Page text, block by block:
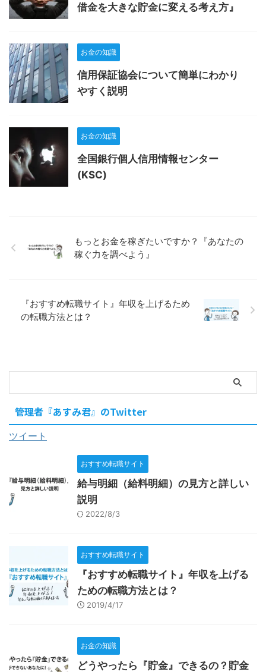
借金を大きな貯金に変える考え方』
お金の知識
信用保証協会について簡単にわかり
やすく説明
お金の知識
全国銀行個人信用情報センター
(KSC)
もっとお金を稼ぎたいですか？『あなたの
稼ぐ力を調べよう』
『おすすめ転職サイト』年収を上げるため
の転職方法とは？
管理者『あすみ君』のTwitter
ツイート
おすすめ転職サイト
給与明細（給料明細）の見方と詳しい
説明
2022/8/3
おすすめ転職サイト
『おすすめ転職サイト』年収を上げる
ための転職方法とは？
2019/4/17
お金の知識
どうやったら『貯金』できるの？貯金